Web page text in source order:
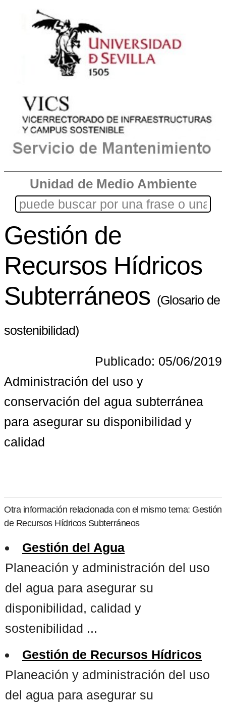
Unidad de Medio Ambiente
Gestión de
Recursos Hídricos
Subterráneos (Glosario de
sostenibilidad)
Publicado: 05/06/2019
Administración del uso y
conservación del agua subterránea
para asegurar su disponibilidad y
calidad
Otra información relacionada con el mismo tema: Gestión
de Recursos Hídricos Subterráneos
Gestión del Agua
Planeación y administración del uso
del agua para asegurar su
disponibilidad, calidad y
sostenibilidad ...
Gestión de Recursos Hídricos
Planeación y administración del uso
del agua para asegurar su